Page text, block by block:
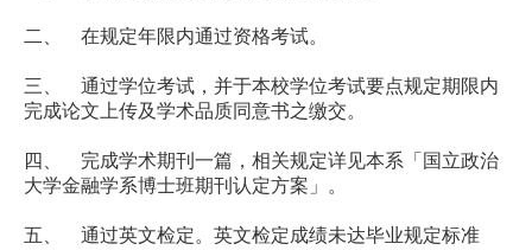
二、 在规定年限内通过资格考试。
三、 通过学位考试，并于本校学位考试要点规定期限内
完成论文上传及学术品质同意书之缴交。
四、 完成学术期刊一篇，相关规定详见本系「国立政治
大学金融学系博士班期刊认定方案」。
五、 通过英文检定。英文检定成绩未达毕业规定标准